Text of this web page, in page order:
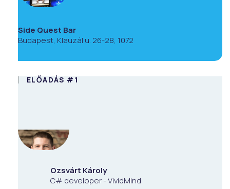
Side Quest Bar
Budapest, Klauzál u. 26-28, 1072
ELŐADÁS #1
Ozsvárt Károly
C# developer - VividMind